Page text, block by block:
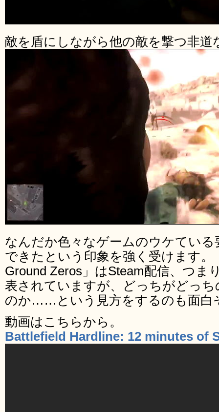
敵を盾にしながら他の敵を撃つ非道
なんだか色々なゲームのウケてい
できたという印象を強く受けます。
Ground Zeros」はSteam配信、つま
表されていますが、どっちがどっ
のか……という見方をするのも面白
動画はこちらから。
Battlefield Hardline: 12 minutes of